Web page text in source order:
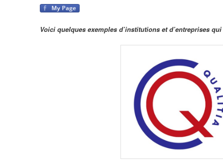
Voici quelques exemples d’institutions et d’entreprises